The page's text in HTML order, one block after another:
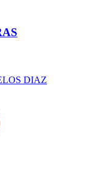
DIAZ